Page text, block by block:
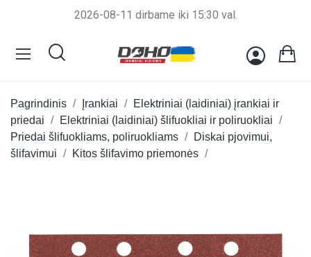
2026-08-11 dirbame iki 15:30 val.
Pagrindinis Įrankiai
Elektriniai (laidiniai) įrankiai ir
priedai
Elektriniai (laidiniai) šlifuokliai ir poliruokliai
Priedai šlifuokliams, poliruokliams
Diskai pjovimui,
šlifavimui
Kitos šlifavimo priemonės